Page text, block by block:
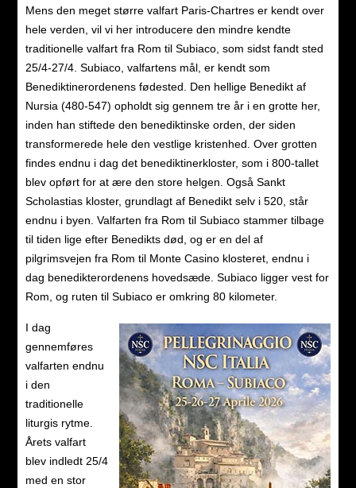
Mens den meget større valfart Paris-Chartres er kendt over
hele verden, vil vi her introducere den mindre kendte
traditionelle valfart fra Rom til Subiaco, som sidst fandt sted
25/4-27/4. Subiaco, valfartens mål, er kendt som
Benediktinerordenens fødested. Den hellige Benedikt af
Nursia (480-547) opholdt sig gennem tre år i en grotte her,
inden han stiftede den benediktinske orden, der siden
transformerede hele den vestlige kristenhed. Over grotten
findes endnu i dag det benediktinerkloster, som i 800-tallet
blev opført for at ære den store helgen. Også Sankt
Scholastias kloster, grundlagt af Benedikt selv i 520, står
endnu i byen. Valfarten fra Rom til Subiaco stammer tilbage
til tiden lige efter Benedikts død, og er en del af
pilgrimsvejen fra Rom til Monte Casino klosteret, endnu i
dag benedikterordenens hovedsæde. Subiaco ligger vest for
Rom, og ruten til Subiaco er omkring 80 kilometer.
I dag
gennemføres
valfarten endnu
i den
traditionelle
liturgis rytme.
Årets valfart
blev indledt 25/4
med en stor